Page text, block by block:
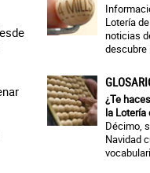
Lotería
noticias
descubre
¿Te
la Lotería
Décimo,
Navidad